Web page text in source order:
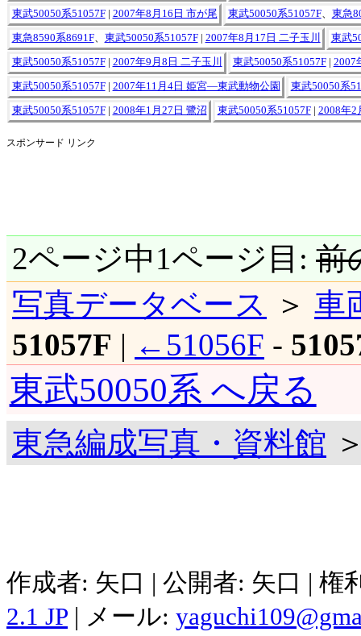
東武50050系51057F| 2007年8月16日 市が尾 東武50050系51057F、 東急
東急8590系8691F、 東武50050系51057F| 2007年8月17日 二子玉川 東武
東武50050系51057F| 2007年9月8日 二子玉川 東武50050系51057F| 2007
東武50050系51057F| 2007年11月4日 姫宮―東武動物公園 東武50050系
東武50050系51057F| 2008年1月27日 鷺沼 東武50050系51057F| 2008年2
スポンサード リンク
2ページ中1ページ目: 前
写真データベース
＞ 車
51057F | ←51056F -
東武50050系 へ戻る
東急編成写真・資料館
作成者: 矢口 | 公開者: 矢口 |
2.1 JP | メール: